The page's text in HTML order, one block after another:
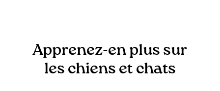
Apprenez-en plus sur
les chiens et chats